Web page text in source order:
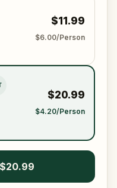
$11.99
$6.00/Person
$20.99
$4.20/Person